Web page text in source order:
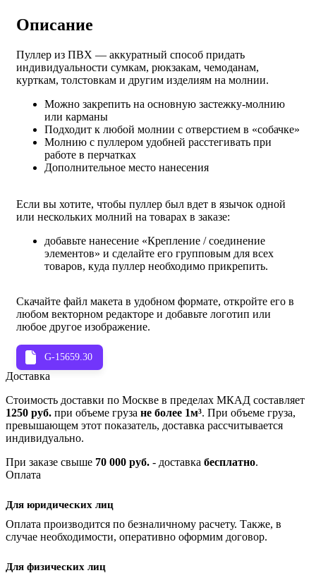
Описание
Пуллер из ПВХ — аккуратный способ придать
индивидуальности сумкам, рюкзакам, чемоданам,
курткам, толстовкам и другим изделиям на молнии.
Можно закрепить на основную застежку-молнию
или карманы
Подходит к любой молнии с отверстием в «собачке»
Молнию с пуллером удобней расстегивать при
работе в перчатках
Дополнительное место нанесения
Если вы хотите, чтобы пуллер был вдет в язычок одной
или нескольких молний на товарах в заказе:
добавьте нанесение «Крепление / соединение
элементов» и сделайте его групповым для всех
товаров, куда пуллер необходимо прикрепить.
Скачайте файл макета в удобном формате, откройте его в
любом векторном редакторе и добавьте логотип или
любое другое изображение.
G-15659.30
Доставка
Стоимость доставки по Москве в пределах МКАД составляет
1250 руб. при объеме груза не более 1м³. При объеме груза,
превышающем этот показатель, доставка рассчитывается
индивидуально.
При заказе свыше 70 000 руб. - доставка бесплатно.
Оплата
Для юридических лиц
Оплата производится по безналичному расчету. Также, в
случае необходимости, оперативно оформим договор.
Для физических лиц